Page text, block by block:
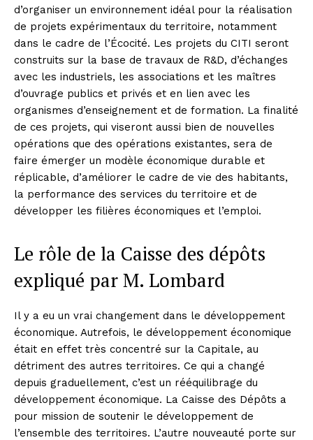
d’organiser un environnement idéal pour la réalisation
de projets expérimentaux du territoire, notamment
dans le cadre de l’Écocité. Les projets du CITI seront
construits sur la base de travaux de R&D, d’échanges
avec les industriels, les associations et les maîtres
d’ouvrage publics et privés et en lien avec les
organismes d’enseignement et de formation. La finalité
de ces projets, qui viseront aussi bien de nouvelles
opérations que des opérations existantes, sera de
faire émerger un modèle économique durable et
réplicable, d’améliorer le cadre de vie des habitants,
la performance des services du territoire et de
développer les filières économiques et l’emploi.
Le rôle de la Caisse des dépôts
expliqué par M. Lombard
Il y a eu un vrai changement dans le développement
économique. Autrefois, le développement économique
était en effet très concentré sur la Capitale, au
détriment des autres territoires. Ce qui a changé
depuis graduellement, c’est un rééquilibrage du
développement économique. La Caisse des Dépôts a
pour mission de soutenir le développement de
l’ensemble des territoires. L’autre nouveauté porte sur